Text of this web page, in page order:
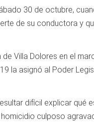
30 de octubre,
de su conductora y
Villa Dolores en el
la asignó al Poder
difícil explicar qué
culposo